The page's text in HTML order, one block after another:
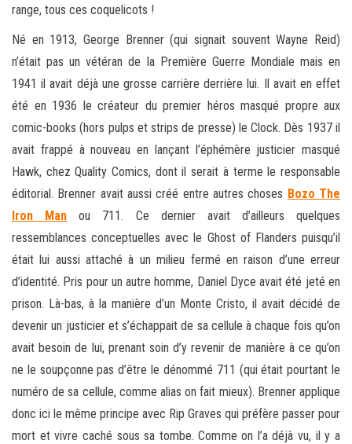
range, tous ces coquelicots !
Né en 1913, George Brenner (qui signait souvent Wayne Reid)
n’était pas un vétéran de la Première Guerre Mondiale mais en
1941 il avait déjà une grosse carrière derrière lui. Il avait en effet
été en 1936 le créateur du premier héros masqué propre aux
comic-books (hors pulps et strips de presse) le Clock. Dès 1937 il
avait frappé à nouveau en lançant l’éphémère justicier masqué
Hawk, chez Quality Comics, dont il serait à terme le responsable
éditorial. Brenner avait aussi créé entre autres choses Bozo The
Iron Man
ou 711. Ce dernier avait d’ailleurs quelques
ressemblances conceptuelles avec le Ghost of Flanders puisqu’il
était lui aussi attaché à un milieu fermé en raison d’une erreur
d’identité. Pris pour un autre homme, Daniel Dyce avait été jeté en
prison. Là-bas, à la manière d’un Monte Cristo, il avait décidé de
devenir un justicier et s’échappait de sa cellule à chaque fois qu’on
avait besoin de lui, prenant soin d’y revenir de manière à ce qu’on
ne le soupçonne pas d’être le dénommé 711 (qui était pourtant le
numéro de sa cellule, comme alias on fait mieux). Brenner applique
donc ici le même principe avec Rip Graves qui préfère passer pour
mort et vivre caché sous sa tombe. Comme on l’a déjà vu, il y a